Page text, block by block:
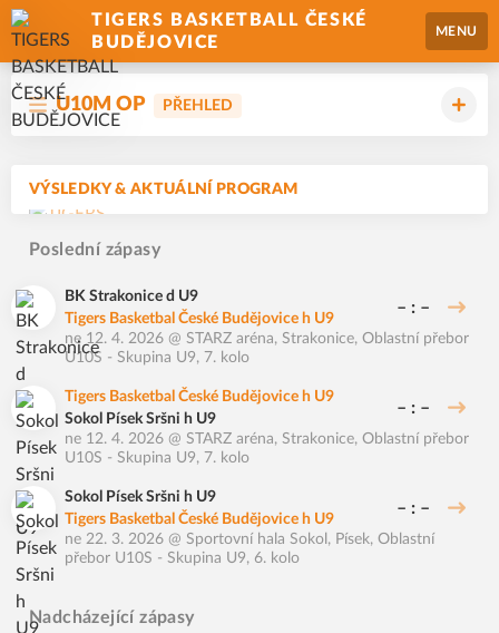
TIGERS BASKETBALL ČESKÉ
BUDĚJOVICE
MENU
U10M OP PŘEHLED
VÝSLEDKY & AKTUÁLNÍ PROGRAM
Poslední zápasy
BK Strakonice d U9
Tigers Basketbal České Budějovice h U9
– : –
ne 12. 4. 2026 @ STARZ aréna, Strakonice, Oblastní přebor
U10S - Skupina U9, 7. kolo
Tigers Basketbal České Budějovice h U9
Sokol Písek Sršni h U9
– : –
ne 12. 4. 2026 @ STARZ aréna, Strakonice, Oblastní přebor
U10S - Skupina U9, 7. kolo
Sokol Písek Sršni h U9
Tigers Basketbal České Budějovice h U9
– : –
ne 22. 3. 2026 @ Sportovní hala Sokol, Písek, Oblastní
přebor U10S - Skupina U9, 6. kolo
Nadcházející zápasy